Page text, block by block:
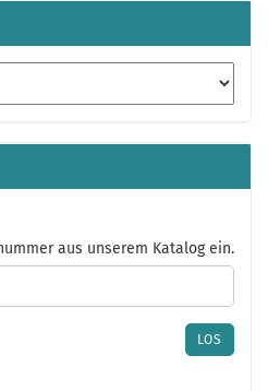
aus unserem Katalog ein.
LOS